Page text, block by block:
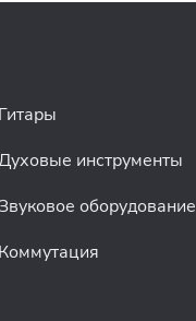
Гитары
инструменты
оборудование
Коммутация